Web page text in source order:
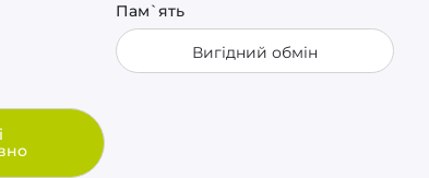
Пам`ять
Вигідний обмін